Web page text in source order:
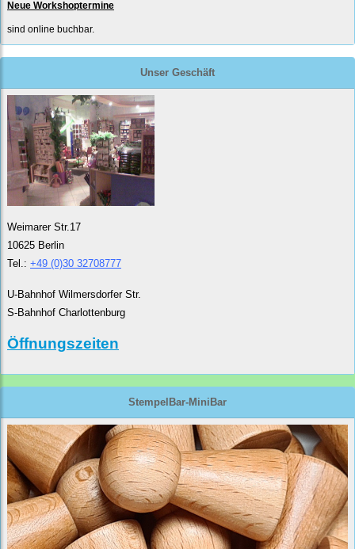
Neue Workshoptermine
sind online buchbar.
Unser Geschäft
Weimarer Str.17
10625 Berlin
Tel.: +49 (0)30 32708777
U-Bahnhof Wilmersdorfer Str.
S-Bahnhof Charlottenburg
Öffnungszeiten
StempelBar-MiniBar